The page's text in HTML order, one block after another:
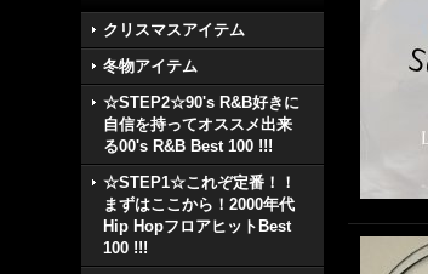
クリスマスアイテム
冬物アイテム
☆STEP2☆90's R&B好きに
自信を持ってオススメ出来
る00's R&B Best 100 !!!
☆STEP1☆これぞ定番！！
まずはここから！2000年代
Hip HopフロアヒットBest
100 !!!